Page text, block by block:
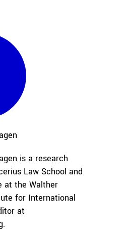
is a research
Law School and
at the Walther
for International
at